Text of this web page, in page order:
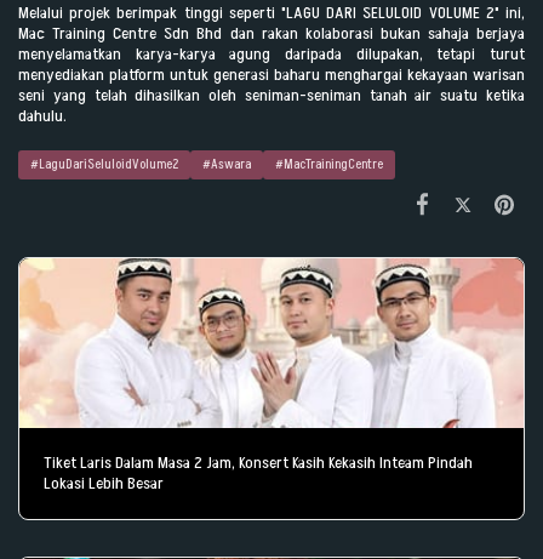
Melalui projek berimpak tinggi seperti "LAGU DARI SELULOID VOLUME 2" ini,
Mac Training Centre Sdn Bhd dan rakan kolaborasi bukan sahaja berjaya
menyelamatkan karya-karya agung daripada dilupakan, tetapi turut
menyediakan platform untuk generasi baharu menghargai kekayaan warisan
seni yang telah dihasilkan oleh seniman-seniman tanah air suatu ketika
dahulu.
#LaguDariSeluloidVolume2 #Aswara #MacTrainingCentre
Tiket Laris Dalam Masa 2 Jam, Konsert Kasih Kekasih Inteam Pindah
Lokasi Lebih Besar